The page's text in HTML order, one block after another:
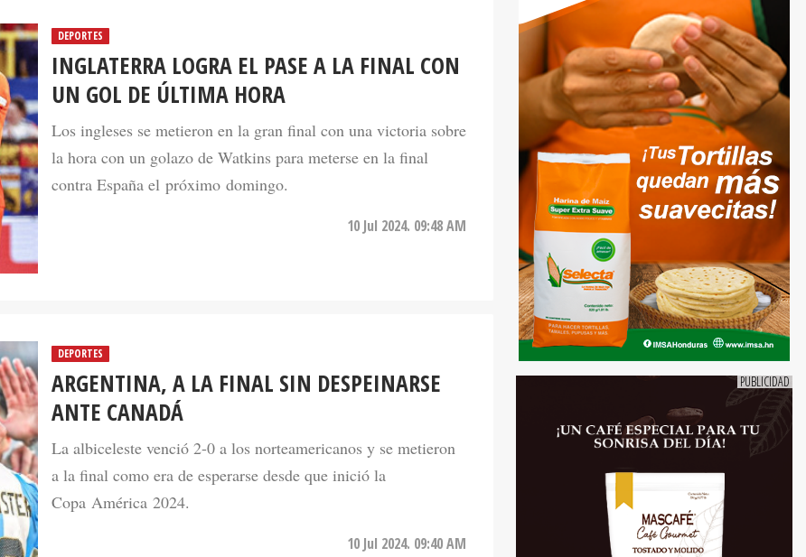
DEPORTES
INGLATERRA LOGRA EL PASE A LA FINAL CON
UN GOL DE ÚLTIMA HORA
Los ingleses se metieron en la gran final con una victoria sobre
la hora con un golazo de Watkins para meterse en la final
contra España el próximo domingo.
10 Jul 2024. 09:48 AM
DEPORTES
ARGENTINA, A LA FINAL SIN DESPEINARSE
ANTE CANADÁ
La albiceleste venció 2-0 a los norteamericanos y se metieron
a la final como era de esperarse desde que inició la
Copa América 2024.
10 Jul 2024. 09:40 AM